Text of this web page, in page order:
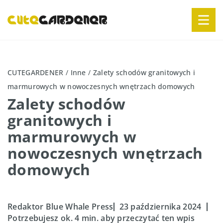
CUTEGARDENER / Inne / Zalety schodów granitowych i
marmurowych w nowoczesnych wnętrzach domowych
Zalety schodów
granitowych i
marmurowych w
nowoczesnych wnętrzach
domowych
Redaktor Blue Whale Press
23 października 2024
Potrzebujesz ok. 4 min. aby przeczytać ten wpis